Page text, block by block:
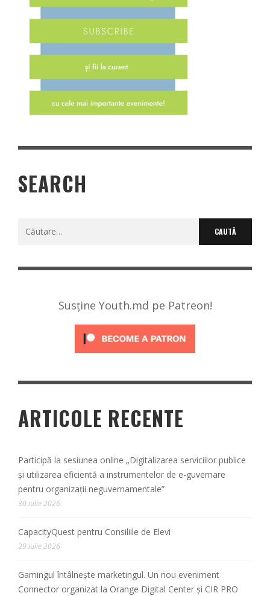
SEARCH
Caută
Susține Youth.md pe Patreon!
ARTICOLE RECENTE
Participă la sesiunea online „Digitalizarea serviciilor publice
și utilizarea eficientă a instrumentelor de e-guvernare
pentru organizații neguvernamentale”
30 iulie 2026
CapacityQuest pentru Consiliile de Elevi
29 iulie 2026
Gamingul întâlnește marketingul. Un nou eveniment
Connector organizat la Orange Digital Center și CIR PRO